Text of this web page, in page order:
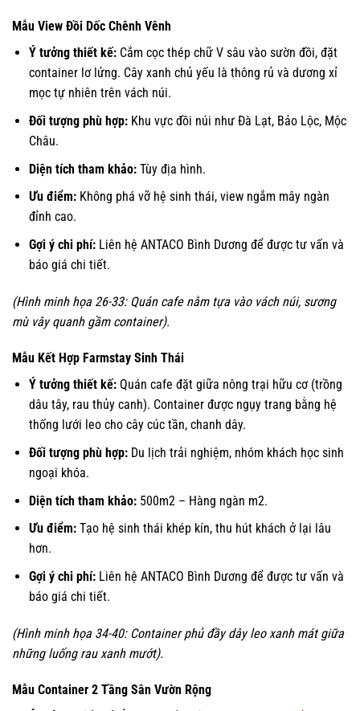
Mẫu View Đồi Dốc Chênh Vênh
Ý tưởng thiết kế:Cắm cọc thép chữ V sâu vào sườn đồi, đặt
container lơ lửng. Cây xanh chủ yếu là thông rủ và dương xỉ
mọc tự nhiên trên vách núi.
Đối tượng phù hợp:Khu vực đồi núi như Đà Lạt, Bảo Lộc, Mộc
Châu.
Diện tích tham khảo:Tùy địa hình.
Ưu điểm:Không phá vỡ hệ sinh thái, view ngắm mây ngàn
đỉnh cao.
Gợi ý chi phí:Liên hệ ANTACO Bình Dương để được tư vấn và
báo giá chi tiết.
(Hình minh họa 26-33: Quán cafe nằm tựa vào vách núi, sương
mù vây quanh gầm container).
Mẫu Kết Hợp Farmstay Sinh Thái
Ý tưởng thiết kế:Quán cafe đặt giữa nông trại hữu cơ (trồng
dâu tây, rau thủy canh). Container được ngụy trang bằng hệ
thống lưới leo cho cây cúc tần, chanh dây.
Đối tượng phù hợp:Du lịch trải nghiệm, nhóm khách học sinh
ngoại khóa.
Diện tích tham khảo:500m2 – Hàng ngàn m2.
Ưu điểm:Tạo hệ sinh thái khép kín, thu hút khách ở lại lâu
hơn.
Gợi ý chi phí:Liên hệ ANTACO Bình Dương để được tư vấn và
báo giá chi tiết.
(Hình minh họa 34-40: Container phủ đầy dây leo xanh mát giữa
những luống rau xanh mướt).
Mẫu Container 2 Tầng Sân Vườn Rộng